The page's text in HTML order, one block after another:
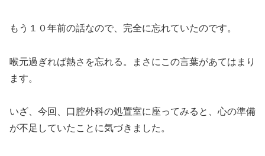
もう１０年前の話なので、完全に忘れていたのです。
喉元過ぎれば熱さを忘れる。まさにこの言葉があてはまり
ます。
いざ、今回、口腔外科の処置室に座ってみると、心の準備
が不足していたことに気づきました。